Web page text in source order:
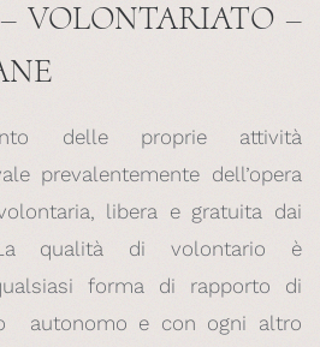
– VOLONTARIATO –
delle proprie attività
prevalentemente dell’opera
libera e gratuita dai
qualità di volontario è
forma di rapporto di
autonomo e con ogni altro